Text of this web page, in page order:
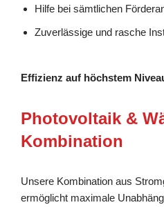
Hilfe bei sämtlichen
Zuverlässige und rasche
Effizienz auf höchstem
Photovoltaik &
Kombination
Unsere Kombination aus
ermöglicht maximale